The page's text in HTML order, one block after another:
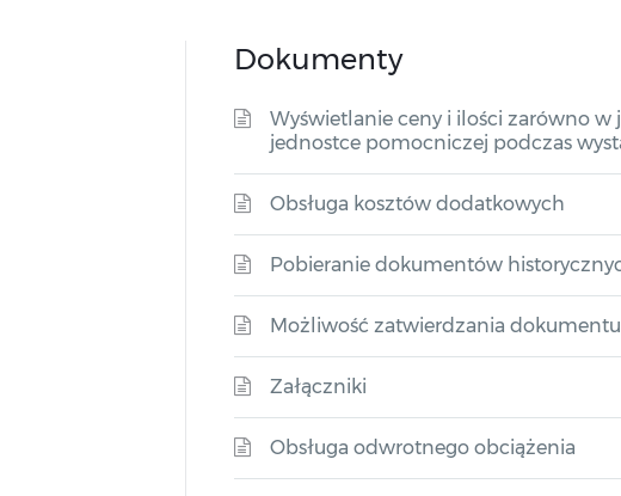
Dokumenty
Wyświetlanie ceny i ilości zarówno
jednostce pomocniczej podczas
Obsługa kosztów dodatkowych
Pobieranie dokumentów
Możliwość zatwierdzania
Załączniki
Obsługa odwrotnego obciążenia